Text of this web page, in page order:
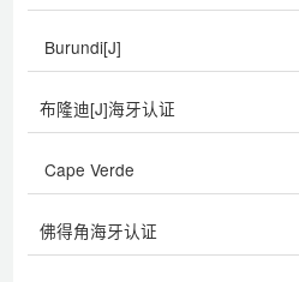
Burundi[J]
布隆迪[J]海牙认证
Cape Verde
佛得角海牙认证